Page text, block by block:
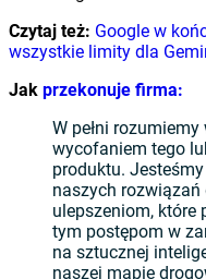
Czytaj też: Google w
wszystkie limity dla
Jak przekonuje firma:
W pełni
wycofaniem tego
produktu.
naszych
ulepszeniom, które
tym postępom w
na sztucznej
naszej mapie